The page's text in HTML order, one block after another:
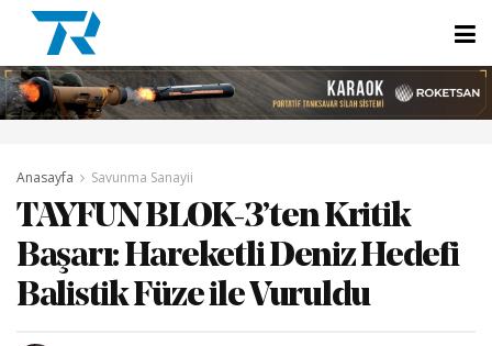
Anasayfa Savunma Sanayii
TAYFUN BLOK-3’ten Kritik
Başarı: Hareketli Deniz Hedefi
Balistik Füze ile Vuruldu